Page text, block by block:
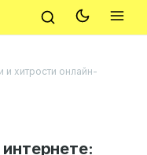
и хитрости онлайн-